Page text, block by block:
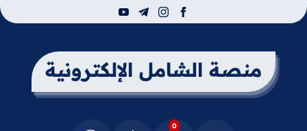
facebook
instagram
telegram
youtube
منصة الشامل الإلكترونية
0